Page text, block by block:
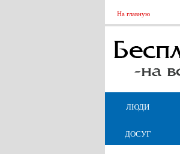
На главную
ЛЮДИ
ДОСУГ